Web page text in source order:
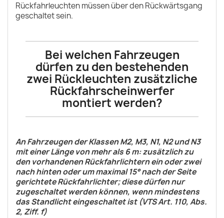
Rückfahrleuchten müssen über den Rückwärtsgang
geschaltet sein.
Bei welchen Fahrzeugen
dürfen zu den bestehenden
zwei Rückleuchten zusätzliche
Rückfahrscheinwerfer
montiert werden?
An Fahrzeugen der Klassen M2, M3, N1, N2 und N3
mit einer Länge von mehr als 6 m: zusätzlich zu
den vorhandenen Rückfahrlichtern ein oder zwei
nach hinten oder um maximal 15° nach der Seite
gerichtete Rückfahrlichter; diese dürfen nur
zugeschaltet werden können, wenn mindestens
das Standlicht eingeschaltet ist (VTS Art. 110, Abs.
2, Ziff. f)